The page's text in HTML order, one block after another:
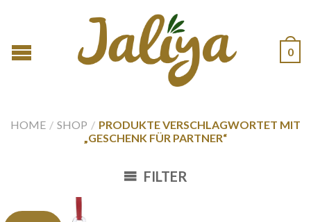
0
HOME / SHOP / PRODUKTE VERSCHLAGWORTET MIT
„GESCHENK FÜR PARTNER“
FILTER